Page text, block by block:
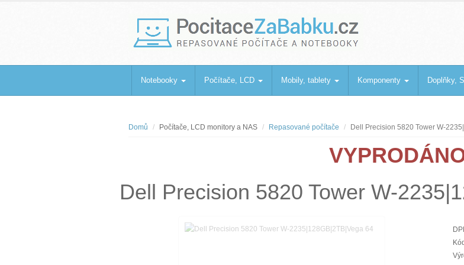
PocitaceZaBabku.cz
Repasované počítače a notebooky
Notebooky Počítače, LCD Mobily, tablety Komponenty Doplňky,
Domů Počítače, LCD monitory a NAS Repasované počítače Dell Precision 5820 Tower W-
Dell Precision 5820 Tower W-